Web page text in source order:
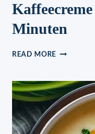
Minuten
READ MORE
3
MINUTEN